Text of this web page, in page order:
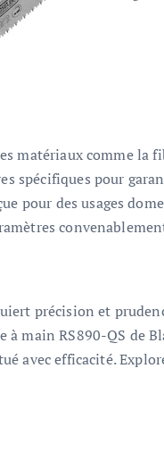
matériaux comme la
spécifiques pour
pour des usages
précision et
à main RS890-QS de
avec efficacité.